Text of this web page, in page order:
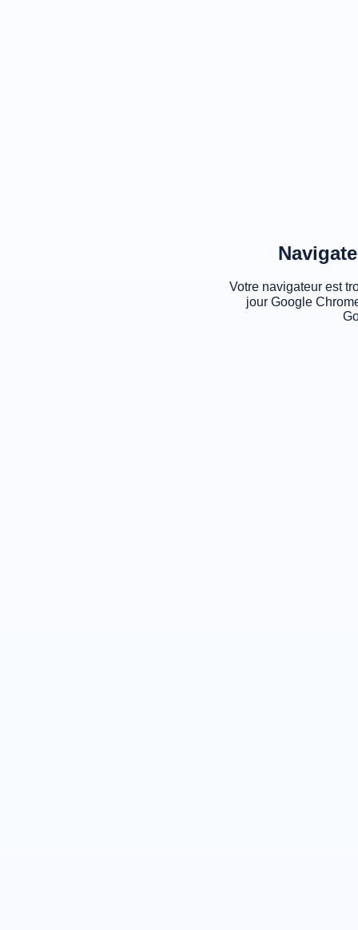
Votre navigateur est
jour Google